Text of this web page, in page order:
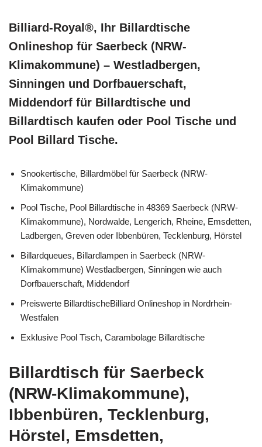
Billiard-Royal®, Ihr Billardtische
Onlineshop für Saerbeck (NRW-
Klimakommune) – Westladbergen,
Sinningen und Dorfbauerschaft,
Middendorf für Billardtische und
Billardtisch kaufen oder Pool Tische und
Pool Billard Tische.
Snookertische, Billardmöbel für Saerbeck (NRW-
Klimakommune)
Pool Tische, Pool Billardtische in 48369 Saerbeck (NRW-
Klimakommune), Nordwalde, Lengerich, Rheine, Emsdetten,
Ladbergen, Greven oder Ibbenbüren, Tecklenburg, Hörstel
Billardqueues, Billardlampen in Saerbeck (NRW-
Klimakommune) Westladbergen, Sinningen wie auch
Dorfbauerschaft, Middendorf
Preiswerte BillardtischeBilliard Onlineshop in Nordrhein-
Westfalen
Exklusive Pool Tisch, Carambolage Billardtische
Billardtisch für Saerbeck
(NRW-Klimakommune),
Ibbenbüren, Tecklenburg,
Hörstel, Emsdetten,